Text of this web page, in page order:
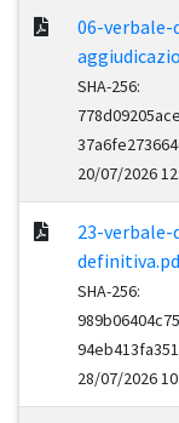
06-verbale-
SHA-256:
20/07/2026
23-
SHA-256:
28/07/2026